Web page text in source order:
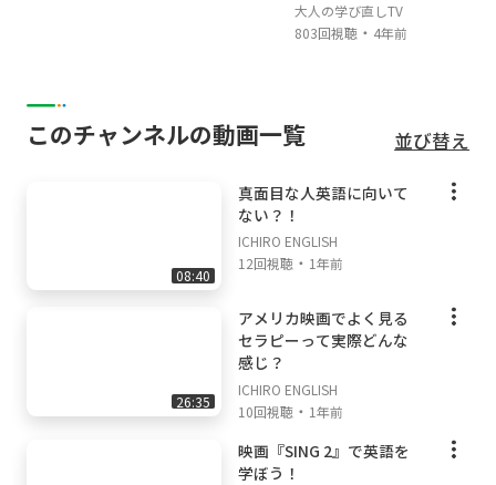
【Instagram】
https://www.instagram.com/ichiro_english
https://www.instagram.com/ichiro_hiroma
tsu/
https://www.instagram.com/emikadagosti
大人の学び直しTV
803回視聴・ 4年前
このチャンネルの動画一覧 並び替え
08:40
真面目な人英語に向いて
ない？！
ICHIRO ENGLISH
12回視聴 ・ 1年前
26:35
アメリカ映画でよく見る
セラピーって実際どんな
感じ？
ICHIRO ENGLISH
10回視聴 ・ 1年前
映画『SING 2』で英語を
学ぼう！